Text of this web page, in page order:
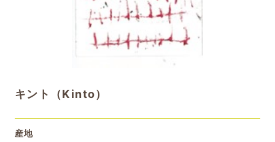
キント（Kinto）
産地